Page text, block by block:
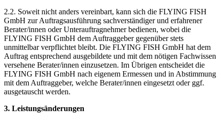
2.2. Soweit nicht anders vereinbart, kann sich die FLYING FISH
GmbH zur Auftragsausführung sachverständiger und erfahrener
Berater/innen oder Unterauftragnehmer bedienen, wobei die
FLYING FISH GmbH dem Auftraggeber gegenüber stets
unmittelbar verpflichtet bleibt. Die FLYING FISH GmbH hat dem
Auftrag entsprechend ausgebildete und mit dem nötigen Fachwissen
versehene Berater/innen einzusetzen. Im Übrigen entscheidet die
FLYING FISH GmbH nach eigenem Ermessen und in Abstimmung
mit dem Auftraggeber, welche Berater/innen eingesetzt oder ggf.
ausgetauscht werden.
3. Leistungsänderungen